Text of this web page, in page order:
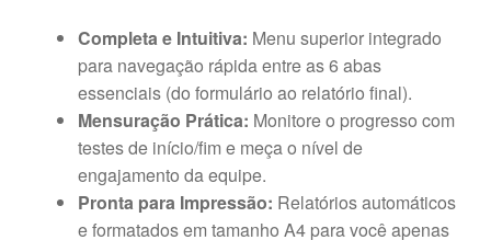
Completa e Intuitiva: Menu superior integrado
para navegação rápida entre as 6 abas
essenciais (do formulário ao relatório final).
Mensuração Prática: Monitore o progresso com
testes de início/fim e meça o nível de
engajamento da equipe.
Pronta para Impressão: Relatórios automáticos
e formatados em tamanho A4 para você apenas